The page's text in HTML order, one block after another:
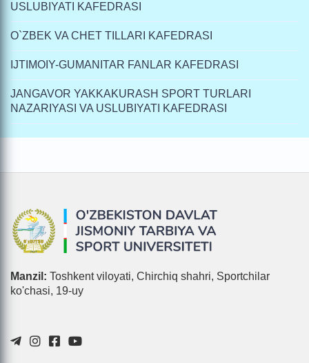
USLUBIYATI KAFEDRASI
O`ZBEK VA CHET TILLARI KAFEDRASI
IJTIMOIY-GUMANITAR FANLAR KAFEDRASI
JANGAVOR YAKKAKURASH SPORT TURLARI
NAZARIYASI VA USLUBIYATI KAFEDRASI
Manzil: Toshkent viloyati, Chirchiq shahri, Sportchilar
ko'chasi, 19-uy